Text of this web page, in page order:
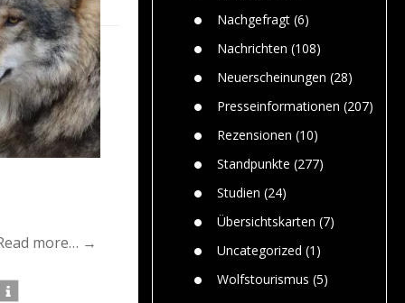
Nachgefragt (6)
Nachrichten (108)
Neuerscheinungen (28)
Presseinformationen (207)
Rezensionen (10)
Standpunkte (277)
Studien (24)
Übersichtskarten (7)
Uncategorized (1)
Wolfstourismus (5)
more… →